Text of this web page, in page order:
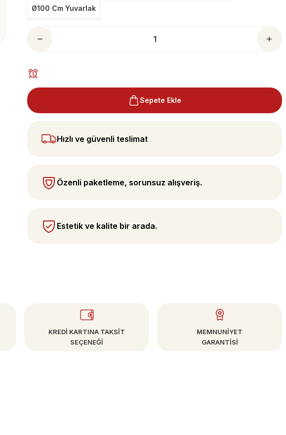
Ø100 Cm Yuvarlak
Sepete Ekle
Hızlı ve güvenli teslimat
Özenli paketleme, sorunsuz alışveriş.
Estetik ve kalite bir arada.
KREDİ KARTINA TAKSİT
SEÇENEĞİ
MEMNUNİYET
GARANTİSİ